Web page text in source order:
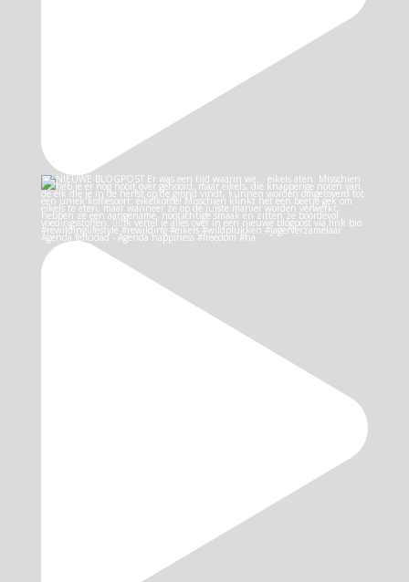
Agenda felicidad - Agenda happiness #freedom #ha